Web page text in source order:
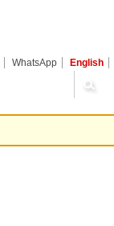
WhatsApp English